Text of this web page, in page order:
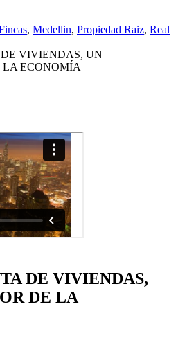
, Medellin, Propiedad Raiz, Real
VIVIENDAS, UN
ECONOMÍA
DE VIVIENDAS,
DE LA